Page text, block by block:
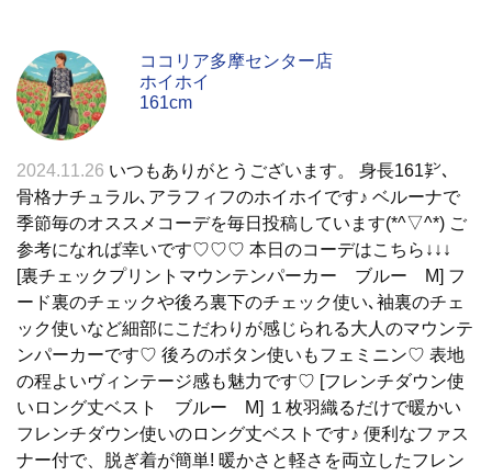
ココリア多摩センター店
ホイホイ
161cm
2024.11.26 いつもありがとうございます。 身長161㌢、
骨格ナチュラル､アラフィフのホイホイです♪ ベルーナで
季節毎のオススメコーデを毎日投稿しています(*^▽^*) ご
参考になれば幸いです♡♡♡ 本日のコーデはこちら↓↓↓
[裏チェックプリントマウンテンパーカー ブルー M] フ
ード裏のチェックや後ろ裏下のチェック使い､袖裏のチェ
ック使いなど細部にこだわりが感じられる大人のマウンテ
ンパーカーです♡ 後ろのボタン使いもフェミニン♡ 表地
の程よいヴィンテージ感も魅力です♡ [フレンチダウン使
いロング丈ベスト ブルー M] １枚羽織るだけで暖かい
フレンチダウン使いのロング丈ベストです♪ 便利なファス
ナー付で、脱ぎ着が簡単! 暖かさと軽さを両立したフレン